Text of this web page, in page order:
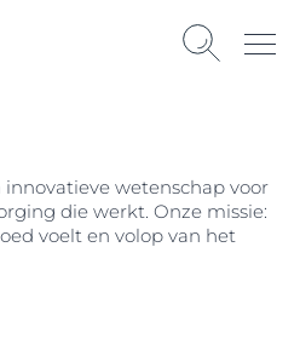
innovatieve wetenschap voor
die werkt. Onze missie:
voelt en volop van het